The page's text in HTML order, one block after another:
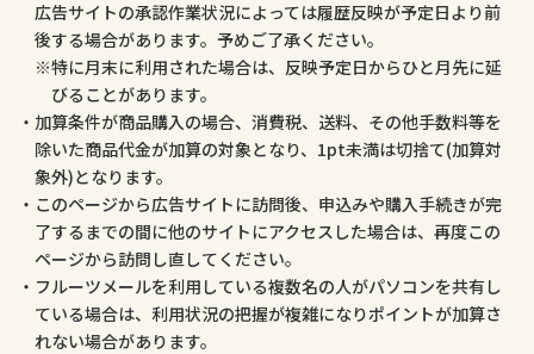
広告サイトの承認作業状況によっては履歴反映が予定日より前
後する場合があります。予めご了承ください。
特に月末に利用された場合は、反映予定日からひと月先に延
びることがあります。
加算条件が商品購入の場合、消費税、送料、その他手数料等を
除いた商品代金が加算の対象となり、1pt未満は切捨て(加算対
象外)となります。
このページから広告サイトに訪問後、申込みや購入手続きが完
了するまでの間に他のサイトにアクセスした場合は、再度この
ページから訪問し直してください。
フルーツメールを利用している複数名の人がパソコンを共有し
ている場合は、利用状況の把握が複雑になりポイントが加算さ
れない場合があります。